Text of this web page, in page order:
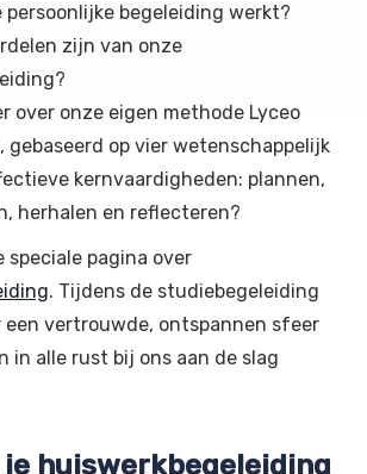
persoonlijke begeleiding werkt?
zijn van onze
over onze eigen methode Lyceo
gebaseerd op vier wetenschappelijk
kernvaardigheden: plannen,
herhalen en reflecteren?
speciale pagina over
. Tijdens de studiebegeleiding
een vertrouwde, ontspannen sfeer
in alle rust bij ons aan de slag
je huiswerkbegeleiding